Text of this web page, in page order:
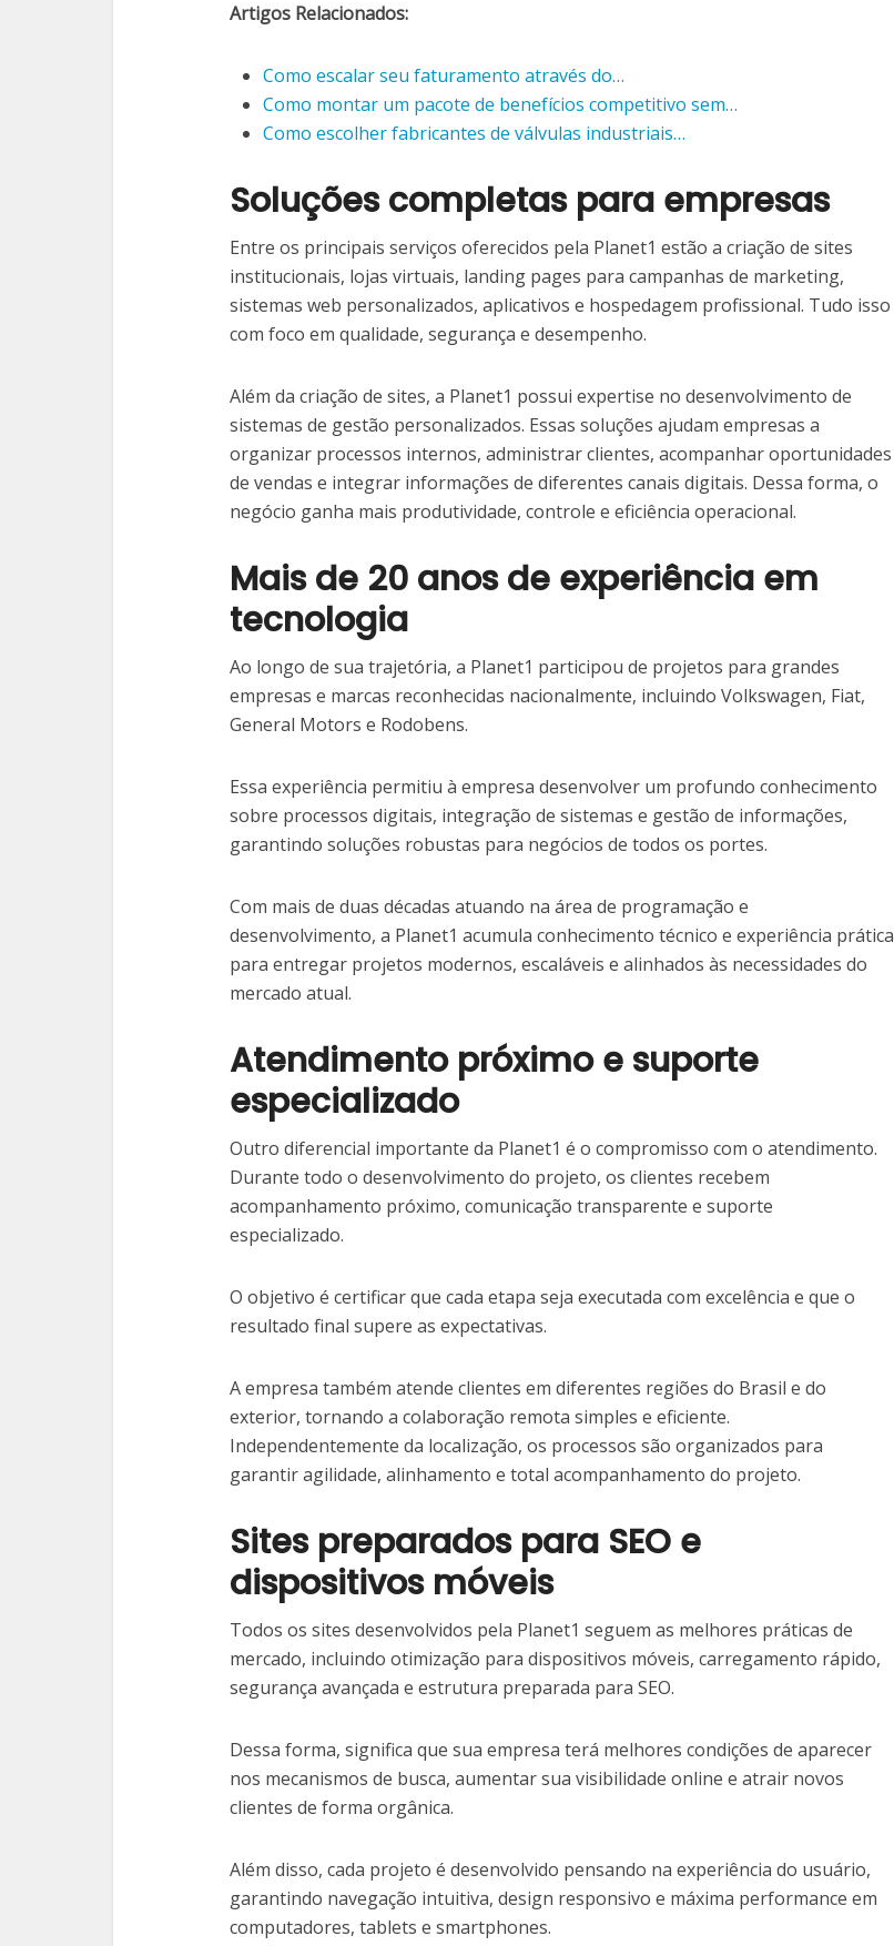
Artigos Relacionados:
Como escalar seu faturamento através do…
Como montar um pacote de benefícios competitivo sem…
Como escolher fabricantes de válvulas industriais…
Soluções completas para empresas
Entre os principais serviços oferecidos pela Planet1 estão a criação de sites
institucionais, lojas virtuais, landing pages para campanhas de marketing,
sistemas web personalizados, aplicativos e hospedagem profissional. Tudo isso
com foco em qualidade, segurança e desempenho.
Além da criação de sites, a Planet1 possui expertise no desenvolvimento de
sistemas de gestão personalizados. Essas soluções ajudam empresas a
organizar processos internos, administrar clientes, acompanhar oportunidades
de vendas e integrar informações de diferentes canais digitais. Dessa forma, o
negócio ganha mais produtividade, controle e eficiência operacional.
Mais de 20 anos de experiência em
tecnologia
Ao longo de sua trajetória, a Planet1 participou de projetos para grandes
empresas e marcas reconhecidas nacionalmente, incluindo Volkswagen, Fiat,
General Motors e Rodobens.
Essa experiência permitiu à empresa desenvolver um profundo conhecimento
sobre processos digitais, integração de sistemas e gestão de informações,
garantindo soluções robustas para negócios de todos os portes.
Com mais de duas décadas atuando na área de programação e
desenvolvimento, a Planet1 acumula conhecimento técnico e experiência prática
para entregar projetos modernos, escaláveis e alinhados às necessidades do
mercado atual.
Atendimento próximo e suporte
especializado
Outro diferencial importante da Planet1 é o compromisso com o atendimento.
Durante todo o desenvolvimento do projeto, os clientes recebem
acompanhamento próximo, comunicação transparente e suporte
especializado.
O objetivo é certificar que cada etapa seja executada com excelência e que o
resultado final supere as expectativas.
A empresa também atende clientes em diferentes regiões do Brasil e do
exterior, tornando a colaboração remota simples e eficiente.
Independentemente da localização, os processos são organizados para
garantir agilidade, alinhamento e total acompanhamento do projeto.
Sites preparados para SEO e
dispositivos móveis
Todos os sites desenvolvidos pela Planet1 seguem as melhores práticas de
mercado, incluindo otimização para dispositivos móveis, carregamento rápido,
segurança avançada e estrutura preparada para SEO.
Dessa forma, significa que sua empresa terá melhores condições de aparecer
nos mecanismos de busca, aumentar sua visibilidade online e atrair novos
clientes de forma orgânica.
Além disso, cada projeto é desenvolvido pensando na experiência do usuário,
garantindo navegação intuitiva, design responsivo e máxima performance em
computadores, tablets e smartphones.